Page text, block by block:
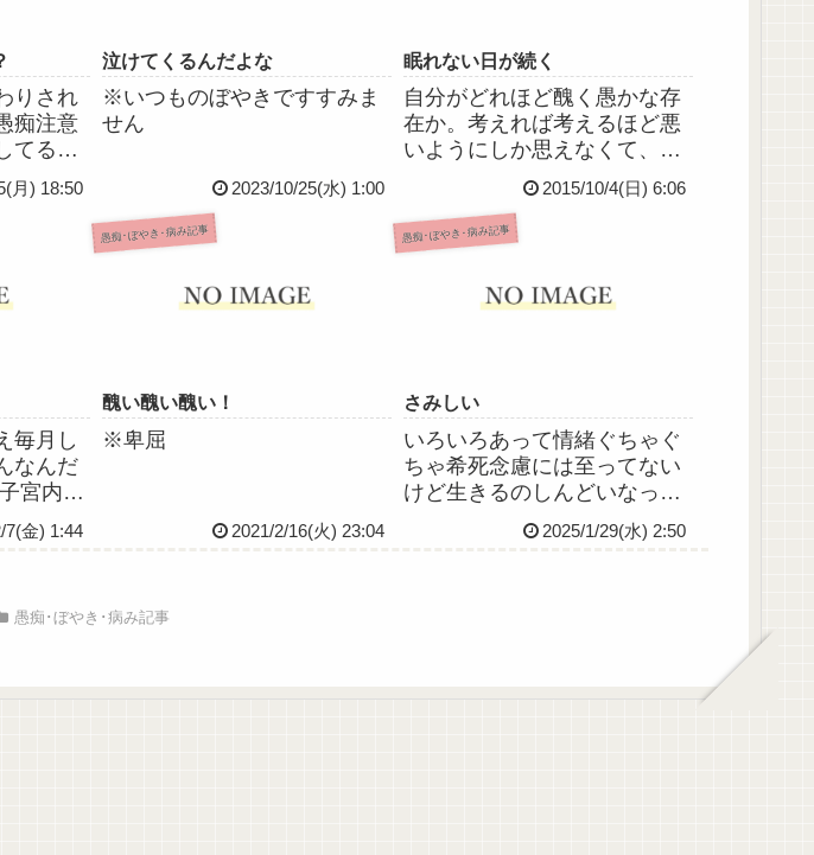
りされ
痴注意
てる、
ょっか
ん。最
て、他
が聞か
師長と
たため
月) 18:50
泣けてくるんだよな
※いつものぼやきですすみま
せん
2023/10/25(水) 1:00
眠れない日が続く
自分がどれほど醜く愚かな存
在か。考えれば考えるほど悪
いようにしか思えなくて、泣
けてくる。私の願いは、一刻
も早くこの世から消え去るこ
と。死にたい。本当にただそ
れだけ。何をしていても常に
「死にたい」というタナトス
が存在し私の思考について回
2015/10/4(日) 6:06
毎月し
なんだ
宮内膜
かなら
くなら
7(金) 1:44
愚痴･ぼやき･病み記事
醜い醜い醜い！
※卑屈
2021/2/16(火) 23:04
愚痴･ぼやき･病み記事
さみしい
いろいろあって情緒ぐちゃぐ
ちゃ希死念慮には至ってない
けど生きるのしんどいなって
心臓ｷｭｯて苦しいずっと独りで
さみしい、虚しいよどうやっ
2025/1/29(水) 2:50
愚痴･ぼやき･病み記事